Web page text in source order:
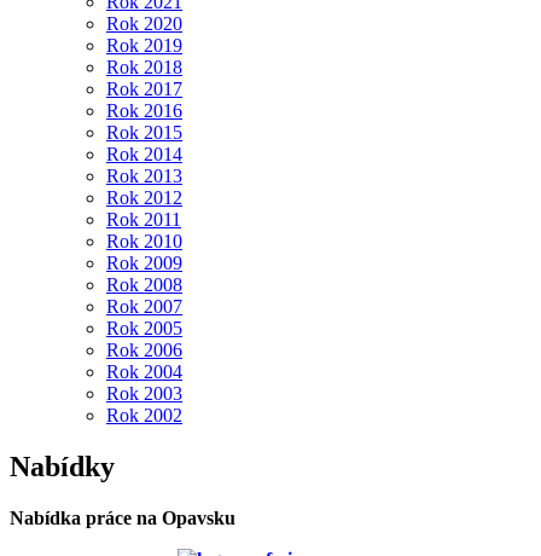
Rok 2020
Rok 2019
Rok 2018
Rok 2017
Rok 2016
Rok 2015
Rok 2014
Rok 2013
Rok 2012
Rok 2011
Rok 2010
Rok 2009
Rok 2008
Rok 2007
Rok 2005
Rok 2006
Rok 2004
Rok 2003
Rok 2002
Nabídky
Nabídka práce na Opavsku